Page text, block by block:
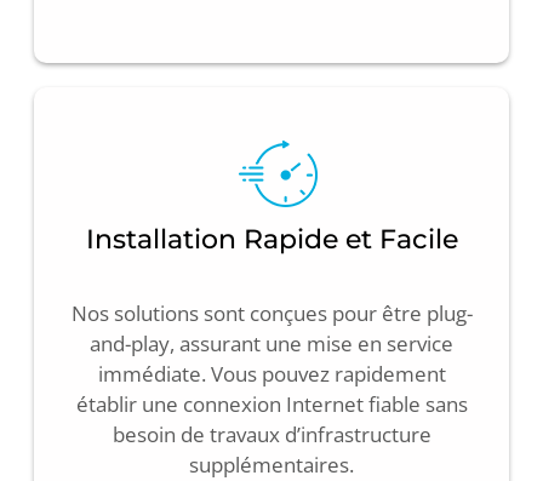
Installation Rapide et Facile
Nos solutions sont conçues pour être plug-
and-play, assurant une mise en service
immédiate. Vous pouvez rapidement
établir une connexion Internet fiable sans
besoin de travaux d’infrastructure
supplémentaires.